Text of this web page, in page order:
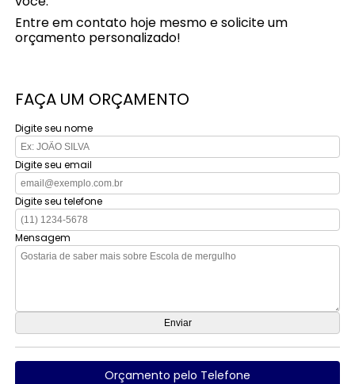
Entre em contato hoje mesmo e solicite um
orçamento personalizado!
FAÇA UM ORÇAMENTO
Digite seu nome
Digite seu email
Digite seu telefone
Mensagem
Orçamento pelo Telefone